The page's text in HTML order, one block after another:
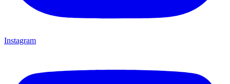
Instagram